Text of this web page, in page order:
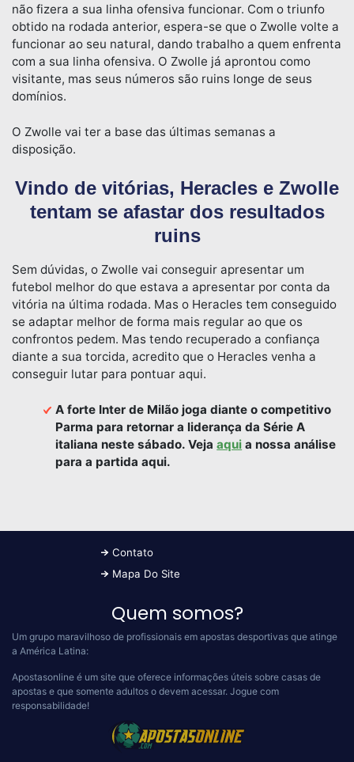
não fizera a sua linha ofensiva funcionar. Com o triunfo
obtido na rodada anterior, espera-se que o Zwolle volte a
funcionar ao seu natural, dando trabalho a quem enfrenta
com a sua linha ofensiva. O Zwolle já aprontou como
visitante, mas seus números são ruins longe de seus
domínios.
O Zwolle vai ter a base das últimas semanas a
disposição.
Vindo de vitórias, Heracles e Zwolle
tentam se afastar dos resultados
ruins
Sem dúvidas, o Zwolle vai conseguir apresentar um
futebol melhor do que estava a apresentar por conta da
vitória na última rodada. Mas o Heracles tem conseguido
se adaptar melhor de forma mais regular ao que os
confrontos pedem. Mas tendo recuperado a confiança
diante a sua torcida, acredito que o Heracles venha a
conseguir lutar para pontuar aqui.
A forte Inter de Milão joga diante o competitivo
Parma para retornar a liderança da Série A
italiana neste sábado. Vejaaqui a nossa análise
para a partida aqui.
Contato
Mapa Do Site
Quem somos?
Um grupo maravilhoso de profissionais em apostas desportivas que atinge
a América Latina:
Apostasonline é um site que oferece informações úteis sobre casas de
apostas e que somente adultos o devem acessar. Jogue com
responsabilidade!